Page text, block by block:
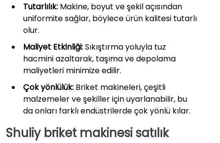
Tutarlılık: Makine, boyut ve şekil açısından
uniformite sağlar, böylece ürün kalitesi tutarlı
olur.
Maliyet Etkinliği:Sıkıştırma yoluyla tuz
hacmini azaltarak, taşıma ve depolama
maliyetleri minimize edilir.
Çok yönlülük: Briket makineleri, çeşitli
malzemeler ve şekiller için uyarlanabilir, bu
da onları farklı endüstrilerde çok yönlü kılar.
Shuliy briket makinesi satılık